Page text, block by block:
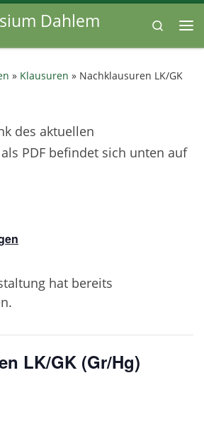
Dahlem
Search
» Klausuren » Nachklausuren LK/GK
des aktuellen
PDF befindet sich unten auf
hat bereits
LK/GK (Gr/Hg)